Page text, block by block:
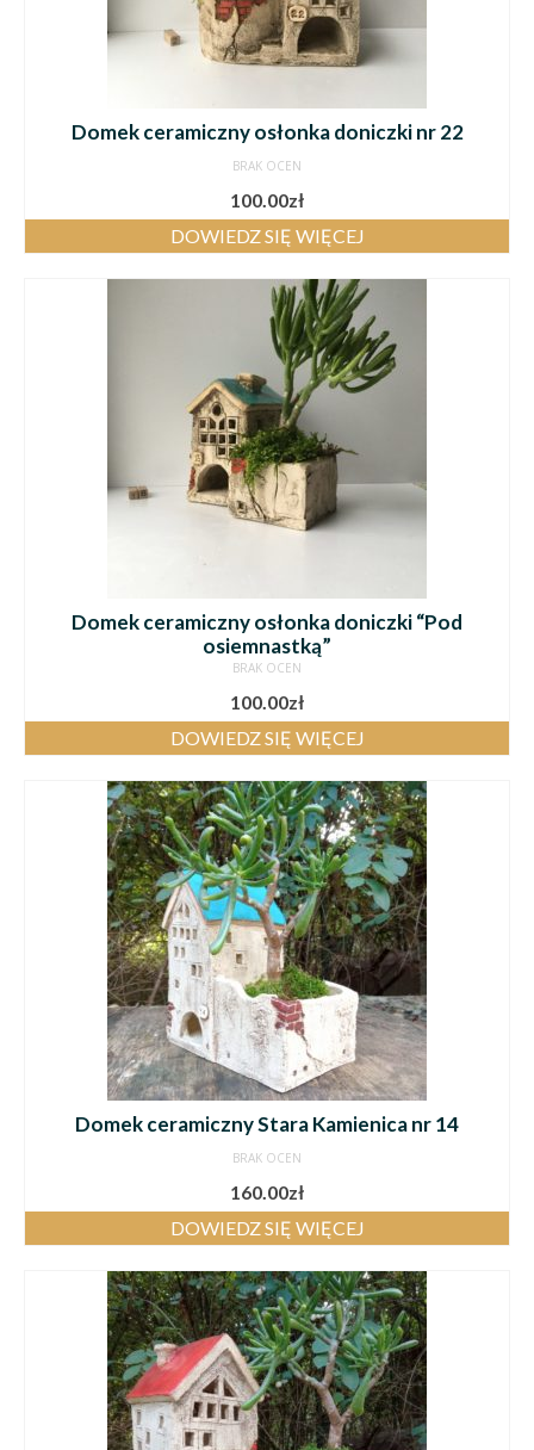
Domek ceramiczny osłonka doniczki nr 22
BRAK OCEN
100.00zł
DOWIEDZ SIĘ WIĘCEJ
Domek ceramiczny osłonka doniczki “Pod
osiemnastką”
BRAK OCEN
100.00zł
DOWIEDZ SIĘ WIĘCEJ
Domek ceramiczny Stara Kamienica nr 14
BRAK OCEN
160.00zł
DOWIEDZ SIĘ WIĘCEJ